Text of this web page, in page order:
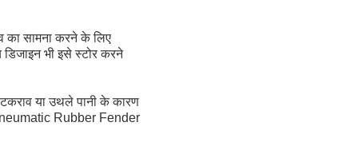
का सामना करने के लिए
भी इसे स्टोर करने
या उथले पानी के कारण
Rubber Fender